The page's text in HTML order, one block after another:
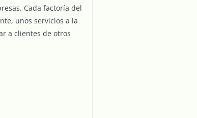
Cada factoría del
unos servicios a la
a clientes de otros